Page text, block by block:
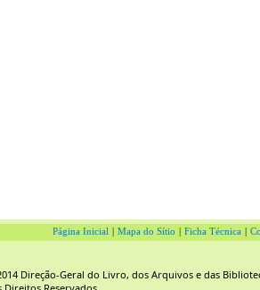
Página Inicial Mapa do Sítio Ficha Técnica
Direção-Geral do Livro, dos Arquivos e das